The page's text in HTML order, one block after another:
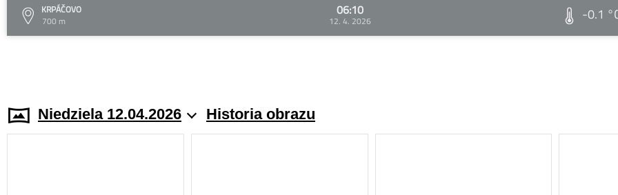
KRPÁČOVO
700 m
06:10
12. 4. 2026 -0.1
Niedziela 12.04.2026 Historia obrazu